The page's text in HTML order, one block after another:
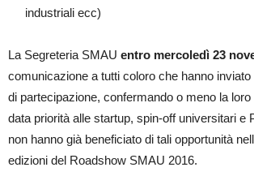
industriali ecc)
La Segreteria SMAU entro mercoledì 23
comunicazione a tutti coloro che hanno
di partecipazione, confermando o meno la
data priorità alle startup, spin-off universitari e
non hanno già beneficiato di tali opportunità
edizioni del Roadshow SMAU 2016.